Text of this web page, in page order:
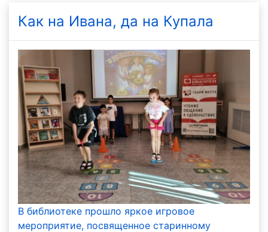
Как на Ивана, да на Купала
В библиотеке прошло яркое игровое
мероприятие, посвященное старинному